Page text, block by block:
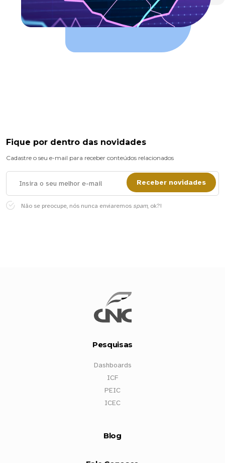
Fique por dentro das novidades
Cadastre o seu e-mail para receber conteúdos relacionados
Receber novidades
Não se preocupe, nós nunca enviaremos spam, ok?!
Pesquisas
Dashboards
ICF
PEIC
ICEC
Blog